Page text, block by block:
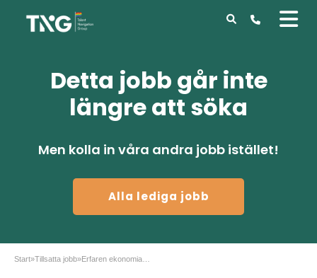
Detta jobb går inte
längre att söka
Men kolla in våra andra jobb istället!
Alla lediga jobb
Start»Tillsatta jobb»